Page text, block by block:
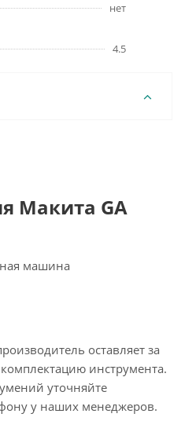
нет
4.5
Макита GA
машина
оставляет за
инструмента.
уточняйте
у наших менеджеров.